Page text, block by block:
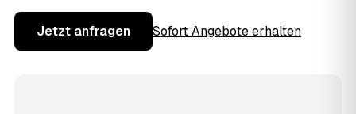
Jetzt anfragen Sofort Angebote erhalten